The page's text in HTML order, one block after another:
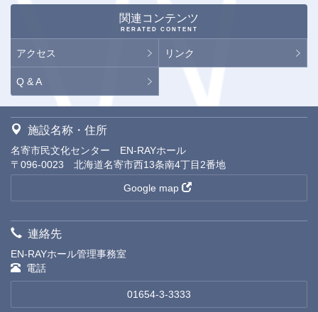
関連コンテンツ
RERATED CONTENT
アクセス リンク
Q & A
施設名称・住所
名寄市民文化センター EN-RAYホール
〒096-0023 北海道名寄市西13条南4丁目2番地
Google map
連絡先
EN-RAYホール管理事務室
電話
01654-3-3333